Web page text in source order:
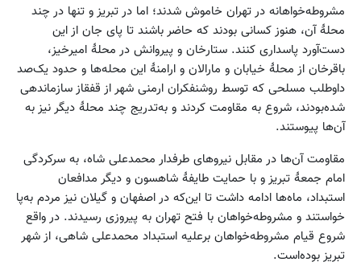
مشروطه‌خواهانه در تهران خاموش شدند؛ اما در تبریز و تنها در چند
محلهٔ آن، هنوز کسانی بودند که حاضر باشند تا پای جان از این
دست‌آورد پاسداری کنند. ستارخان و پیروانش در محلهٔ امیرخیز،
باقرخان از محلهٔ خیابان و مارالان و ارامنهٔ این محله‌ها و حدود یک‌صد
داوطلب مسلحی که توسط روشنفکران ارمنی شهر از قفقاز سازماندهی
شده‌بودند، شروع به مقاومت کردند و به‌تدریج چند محلهٔ دیگر نیز به
آن‌ها پیوستند.
مقاومت آن‌ها در مقابل نیروهای طرفدار محمدعلی شاه، به سرکردگی
امام جمعهٔ تبریز و با حمایت طایفهٔ شاهسون و دیگر مدافعان
استبداد، ماه‌ها ادامه داشت تا این‌که در اصفهان و گیلان نیز مردم به‌پا
خواستند و مشروطه‌خواهان با فتح تهران به پیروزی رسیدند. در واقع
شروع قیام مشروطه‌خواهان برعلیه استبداد محمدعلی شاهی، از شهر
تبریز بوده‌است.